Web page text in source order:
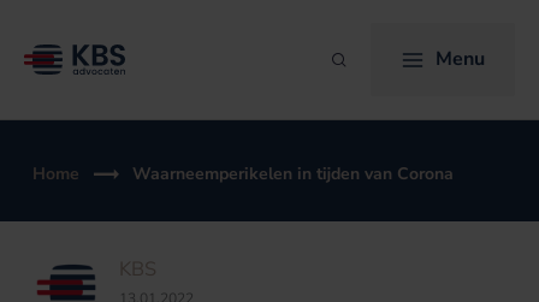
naar
Zoeken Menu
Home Waarneemperikelen in tijden van Corona
KBS